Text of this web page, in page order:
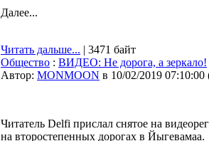
Далее...
Читать дальше... | 3471 байт
Общество : ВИДЕО: Не дорога, а зеркало!
Автор: MONMOON в 10/02/2019 07:10:00
Читатель Delfi прислал снятое на
на второстепенных дорогах в Йыгевамаа.